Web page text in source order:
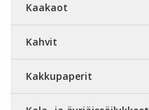
Kaakaot
Kahvit
Kakkupaperit